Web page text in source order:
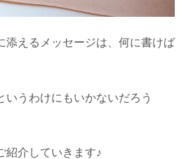
添えるメッセージは、何に書けば
いうわけにもいかないだろう
紹介していきます♪